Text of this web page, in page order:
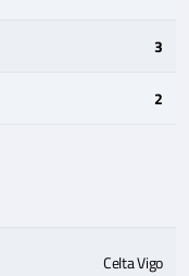
3
2
Celta Vigo